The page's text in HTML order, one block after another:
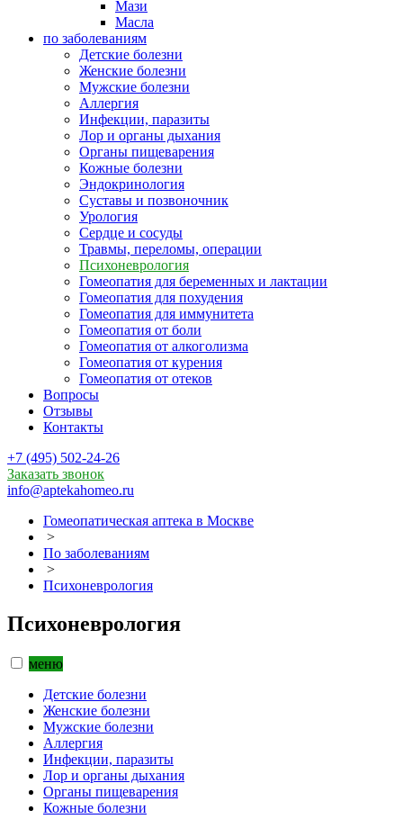
Мази
Масла
по заболеваниям
Детские болезни
Женские болезни
Мужские болезни
Аллергия
Инфекции, паразиты
Лор и органы дыхания
Органы пищеварения
Кожные болезни
Эндокринология
Суставы и позвоночник
Урология
Сердце и сосуды
Травмы, переломы, операции
Психоневрология
Гомеопатия для беременных и лактации
Гомеопатия для похудения
Гомеопатия для иммунитета
Гомеопатия от боли
Гомеопатия от алкоголизма
Гомеопатия от курения
Гомеопатия от отеков
Вопросы
Отзывы
Контакты
+7 (495) 502-24-26
Заказать звонок
info@aptekahomeo.ru
Гомеопатическая аптека в Москве
>
По заболеваниям
>
Психоневрология
Психоневрология
меню
Детские болезни
Женские болезни
Мужские болезни
Аллергия
Инфекции, паразиты
Лор и органы дыхания
Органы пищеварения
Кожные болезни